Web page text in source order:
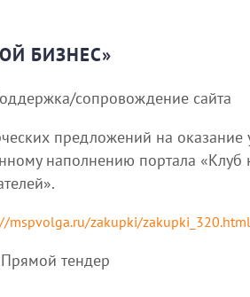
БИЗНЕС»
сопровождение сайта
предложений на оказание
наполнению портала «Клуб
mspvolga.ru/zakupki/zakupki_320.html
Прямой тендер